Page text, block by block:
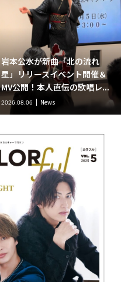
岩本公水が新曲「北の流れ
星」リリースイベント開催＆
MV公開！本人直伝の歌唱レ...
2026.08.06 News